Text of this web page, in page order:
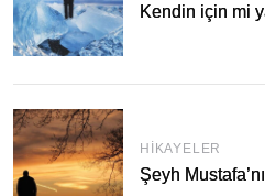
Kendin için mi
HIKAYELER
Şeyh